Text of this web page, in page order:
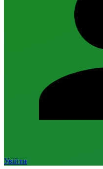
Увійти